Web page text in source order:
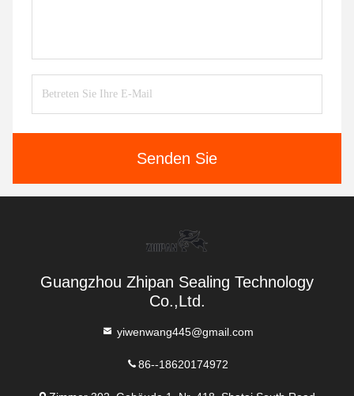
Senden Sie
Guangzhou Zhipan Sealing Technology
Co.,Ltd.
yiwenwang445@gmail.com
86--18620174972